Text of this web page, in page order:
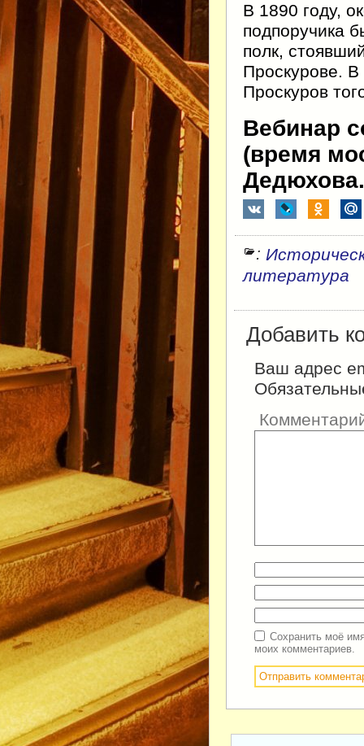
В 1890 году,
подпоручика
полк,
Проскурове. В
Проскуров
Вебинар
(время
Дедюхова.
:
литература
Добавить
Ваш адрес
Сохранить моё
моих комментариев.